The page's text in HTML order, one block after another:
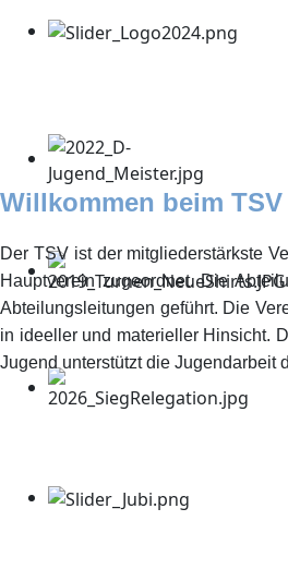
Willkommen beim
Der TSV ist der mitgliederstärkste
Hauptverein zugeordnet. Die
Abteilungsleitungen geführt. Die
in ideeller und materieller Hinsicht.
Jugend unterstützt die Jugendarbeit